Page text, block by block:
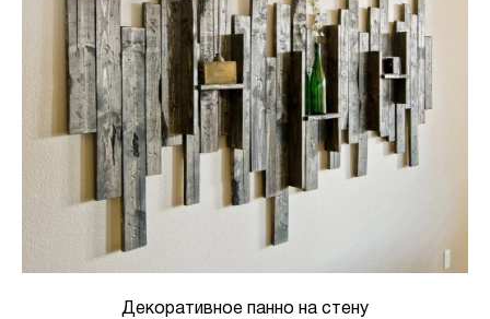
Декоративное панно на стену